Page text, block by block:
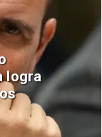
logra